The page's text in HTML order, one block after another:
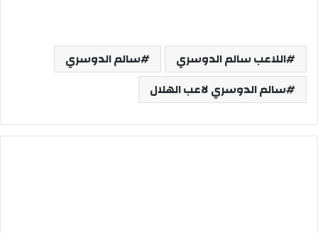
اللاعب سالم الدوسري
سالم الدوسري
سالم الدوسري لاعب الهلال